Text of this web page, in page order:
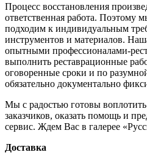
Процесс восстановления
ответственная работа. Поэтому
подходим к индивидуальным
инструментов и материалов.
опытными профессионалами-
выполнить реставрационные
оговоренные сроки и по
обязательно документально
Мы с радостью готовы
заказчиков, оказать помощь и
сервис. Ждем Вас в галерее
Доставка